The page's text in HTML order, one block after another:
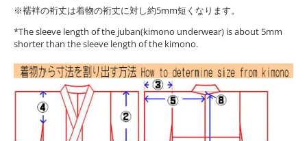
※襦袢の裄丈は着物の裄丈に対し約5mm短くなります。
*The sleeve length of the juban(kimono underwear) is about 5mm
shorter than the sleeve length of the kimono.